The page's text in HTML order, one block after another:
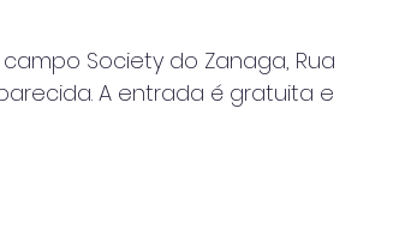
Society do Zanaga, Rua
A entrada é gratuita e